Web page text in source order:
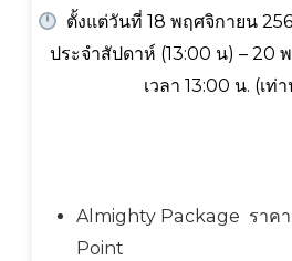
ตั้งแต่วันที่ 18 พฤศจิกายน
ประจำสัปดาห์ (13:00 น) – 20
เวลา 13:00 น. (เท่
Almighty Package ราคา
Point